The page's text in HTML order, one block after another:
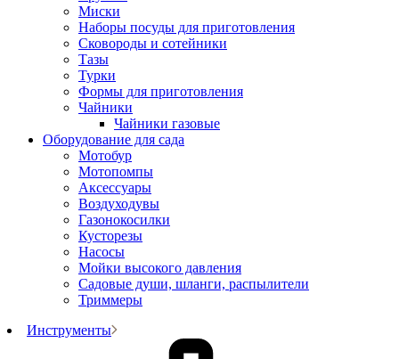
Миски
Наборы посуды для приготовления
Сковороды и сотейники
Тазы
Турки
Формы для приготовления
Чайники
Чайники газовые
Оборудование для сада
Мотобур
Мотопомпы
Аксессуары
Воздуходувы
Газонокосилки
Кусторезы
Насосы
Мойки высокого давления
Садовые души, шланги, распылители
Триммеры
Инструменты